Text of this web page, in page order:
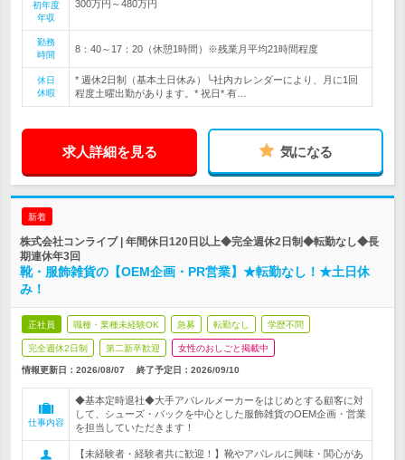
初年度
年収
300万円～480万円
勤務
時間
8：40～17：20（休憩1時間）※残業月平均21時間程度
休日
休暇
* 週休2日制（基本土日休み）└社内カレンダーにより、月に1回
程度土曜出勤があります。* 祝日* 有…
求人詳細を見る 気になる
新着
株式会社コンライブ | 年間休日120日以上◆完全週休2日制◆転勤なし◆長
期連休年3回
靴・服飾雑貨の【OEM企画・PR営業】★転勤なし！★土日休
み！
正社員 職種・業種未経験OK 急募 転勤なし 学歴不問
完全週休2日制 第二新卒歓迎 女性のおしごと掲載中
情報更新日：2026/08/07 終了予定日： 2026/09/10
仕事内容
◆基本定時退社◆大手アパレルメーカーをはじめとする顧客に対
して、シューズ・バックを中心とした服飾雑貨のOEM企画・営業
を担当していただきます！
【未経験者・経験者共に歓迎！】靴やアパレルに興味・関心があ